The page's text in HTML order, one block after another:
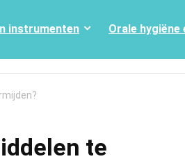
instrumenten Orale
te